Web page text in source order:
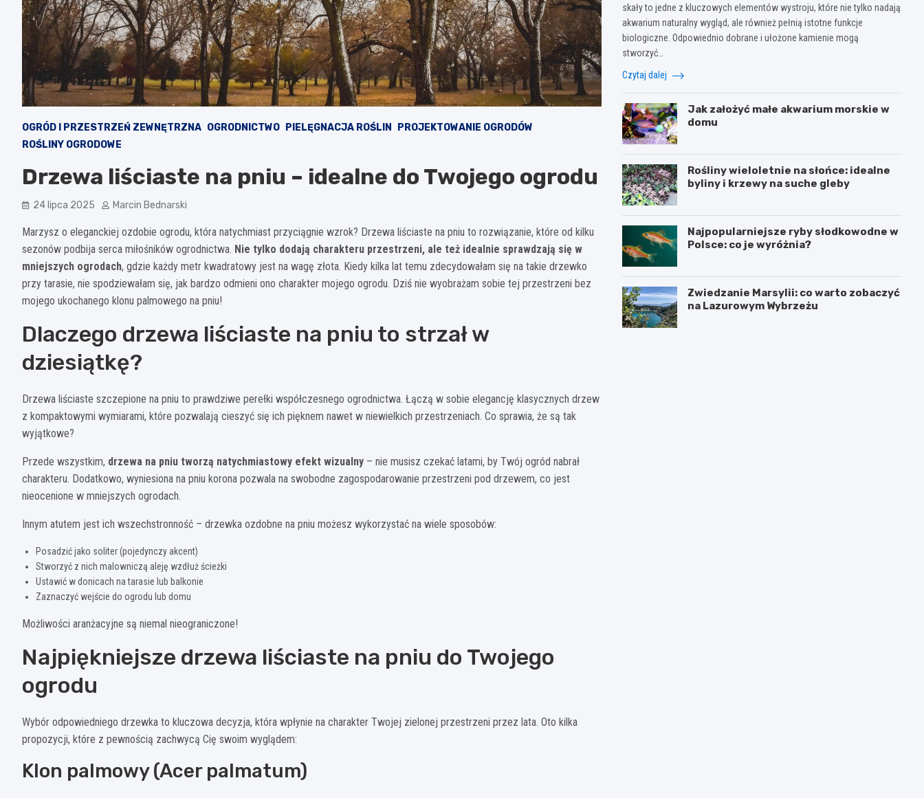
OGRÓD I PRZESTRZEŃ ZEWNĘTRZNA OGRODNICTWO PIELĘGNACJA ROŚLIN
PROJEKTOWANIE OGRODÓW
ROŚLINY OGRODOWE
Drzewa liściaste na pniu – idealne do Twojego ogrodu
24 lipca 2025 Marcin Bednarski
Marzysz o eleganckiej ozdobie ogrodu, która natychmiast przyciągnie wzrok? Drzewa liściaste na pniu to rozwiązanie, które od kilku
sezonów podbija serca miłośników ogrodnictwa. Nie tylko dodają charakteru przestrzeni, ale też idealnie sprawdzają się w
mniejszych ogrodach, gdzie każdy metr kwadratowy jest na wagę złota. Kiedy kilka lat temu zdecydowałam się na takie drzewko
przy tarasie, nie spodziewałam się, jak bardzo odmieni ono charakter mojego ogrodu. Dziś nie wyobrażam sobie tej przestrzeni bez
mojego ukochanego klonu palmowego na pniu!
Dlaczego drzewa liściaste na pniu to strzał w
dziesiątkę?
Drzewa liściaste szczepione na pniu to prawdziwe perełki współczesnego ogrodnictwa. Łączą w sobie elegancję klasycznych drzew
z kompaktowymi wymiarami, które pozwalają cieszyć się ich pięknem nawet w niewielkich przestrzeniach. Co sprawia, że są tak
wyjątkowe?
Przede wszystkim, drzewa na pniu tworzą natychmiastowy efekt wizualny – nie musisz czekać latami, by Twój ogród nabrał
charakteru. Dodatkowo, wyniesiona na pniu korona pozwala na swobodne zagospodarowanie przestrzeni pod drzewem, co jest
nieocenione w mniejszych ogrodach.
Innym atutem jest ich wszechstronność – drzewka ozdobne na pniu możesz wykorzystać na wiele sposobów:
Posadzić jako soliter (pojedynczy akcent)
Stworzyć z nich malowniczą aleję wzdłuż ścieżki
Ustawić w donicach na tarasie lub balkonie
Zaznaczyć wejście do ogrodu lub domu
Możliwości aranżacyjne są niemal nieograniczone!
Najpiękniejsze drzewa liściaste na pniu do Twojego
ogrodu
Wybór odpowiedniego drzewka to kluczowa decyzja, która wpłynie na charakter Twojej zielonej przestrzeni przez lata. Oto kilka
propozycji, które z pewnością zachwycą Cię swoim wyglądem:
Klon palmowy (Acer palmatum)
skały to jedne z kluczowych elementów wystroju, które nie tylko nadają
akwarium naturalny wygląd, ale również pełnią istotne funkcje
biologiczne. Odpowiednio dobrane i ułożone kamienie mogą
stworzyć…
Czytaj dalej
Jak założyć małe akwarium morskie w
domu
Rośliny wieloletnie na słońce: idealne
byliny i krzewy na suche gleby
Najpopularniejsze ryby słodkowodne w
Polsce: co je wyróżnia?
Zwiedzanie Marsylii: co warto zobaczyć
na Lazurowym Wybrzeżu